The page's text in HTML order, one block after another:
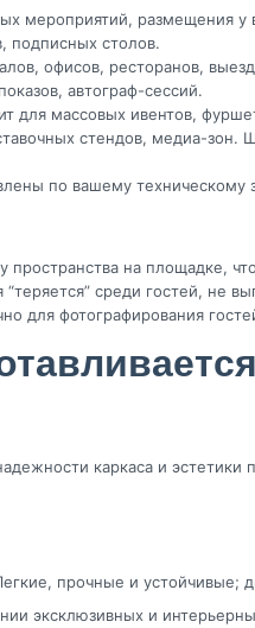
мероприятий, размещения
подписных столов.
офисов, ресторанов,
автограф-сессий.
для массовых ивентов,
стендов, медиа-
по вашему
пространства на площадке,
среди гостей, не
для фотографирования
каркаса и
прочные и устойчивые;
эксклюзивных и